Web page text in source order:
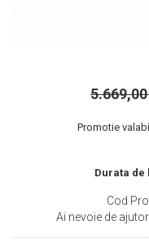
5.669,00
Promotie
Durata
Cod
Ai nevoie de